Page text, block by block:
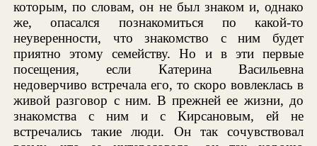
которым, по словам, он не был знаком и, однако
же, опасался познакомиться по какой-то
неуверенности, что знакомство с ним будет
приятно этому семейству. Но и в эти первые
посещения, если Катерина Васильевна
недоверчиво встречала его, то скоро вовлеклась в
живой разговор с ним. В прежней ее жизни, до
знакомства с ним и с Кирсановым, ей не
встречались такие люди. Он так сочувствовал